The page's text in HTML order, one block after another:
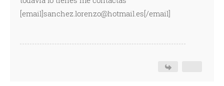
[email]sanchez.lorenzo@hotmail.es[/email]